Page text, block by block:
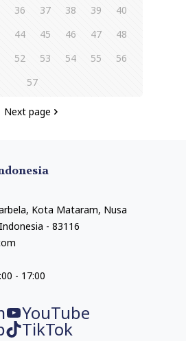
36 37 38 39
40
44 45 46 47
48
52 53 54 55
56
57
Next page
Kota Mataram, Nusa
- 83116
- 17:00
YouTube
TikTok